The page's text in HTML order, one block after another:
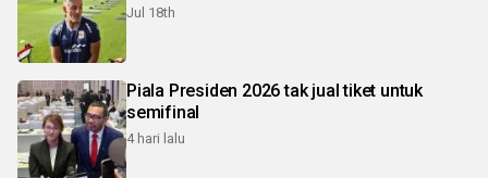
Jul 18th
Piala Presiden 2026 tak jual tiket untuk
semifinal
4 hari lalu